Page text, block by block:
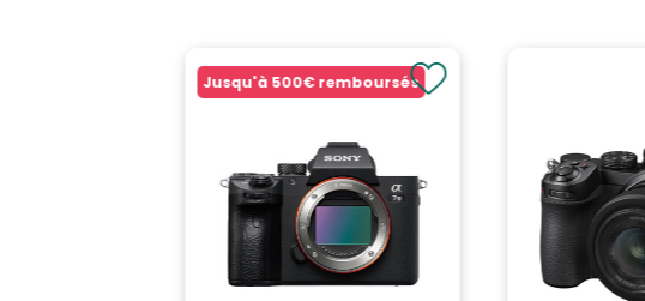
Jusqu'à 500€ remboursés